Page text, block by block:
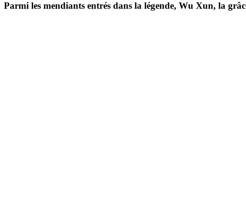
Parmi les mendiants entrés dans la légende, Wu Xun, la